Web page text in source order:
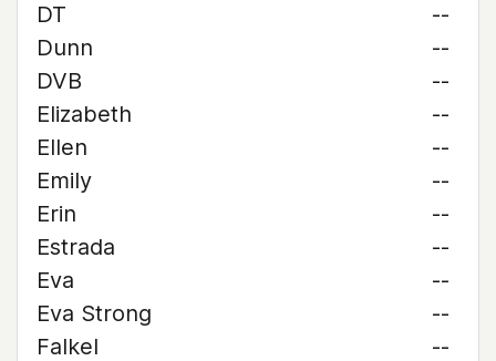
DT
--
Dunn
--
DVB
--
Elizabeth
--
Ellen
--
Emily
--
Erin
--
Estrada
--
Eva
--
Eva Strong
--
Falkel
--